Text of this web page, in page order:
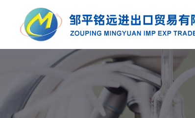
产品中心
公司是集地质勘探、铜钼采选、精细化工、
充电电池、新型建材、现代服务业于一体的